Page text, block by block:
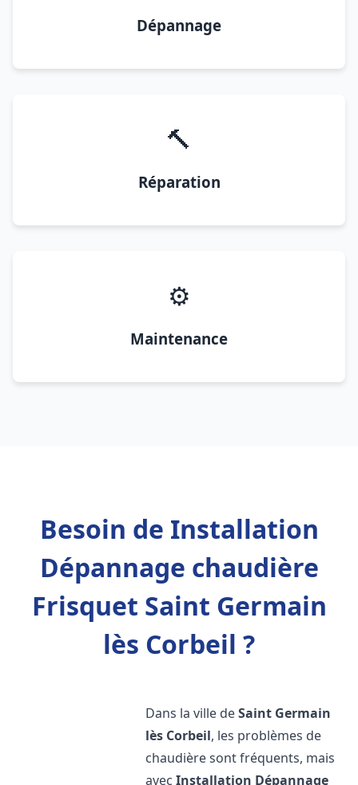
Dépannage
🔨
Réparation
⚙️
Maintenance
Besoin de Installation
Dépannage chaudière
Frisquet Saint Germain
lès Corbeil ?
Dans la ville deSaint Germain
lès Corbeil, les problèmes de
chaudière sont fréquents, mais
avecInstallation Dépannage